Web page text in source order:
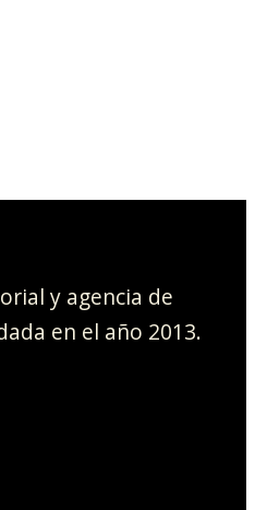
y agencia de
en el año 2013.